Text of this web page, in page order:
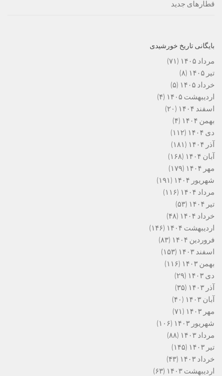
قطارهای جدید
بایگانی تاریخ خورشیدی
مرداد ۱۴۰۵
(۷۱)
تیر ۱۴۰۵
(۸)
خرداد ۱۴۰۵
(۵)
اردیبهشت ۱۴۰۵
(۴)
اسفند ۱۴۰۴
(۲۰)
بهمن ۱۴۰۴
(۴)
دی ۱۴۰۴
(۱۱۲)
آذر ۱۴۰۴
(۱۸۱)
آبان ۱۴۰۴
(۱۶۸)
مهر ۱۴۰۴
(۱۷۹)
شهریور ۱۴۰۴
(۱۹۱)
مرداد ۱۴۰۴
(۱۱۶)
تیر ۱۴۰۴
(۵۳)
خرداد ۱۴۰۴
(۴۸)
اردیبهشت ۱۴۰۴
(۱۴۶)
فروردین ۱۴۰۴
(۸۳)
اسفند ۱۴۰۳
(۱۵۳)
بهمن ۱۴۰۳
(۱۱۶)
دی ۱۴۰۳
(۲۹)
آذر ۱۴۰۳
(۳۵)
آبان ۱۴۰۳
(۴۰)
مهر ۱۴۰۳
(۷۱)
شهریور ۱۴۰۳
(۱۰۶)
مرداد ۱۴۰۳
(۸۸)
تیر ۱۴۰۳
(۱۴۵)
خرداد ۱۴۰۳
(۴۳)
اردیبهشت ۱۴۰۳
(۶۳)